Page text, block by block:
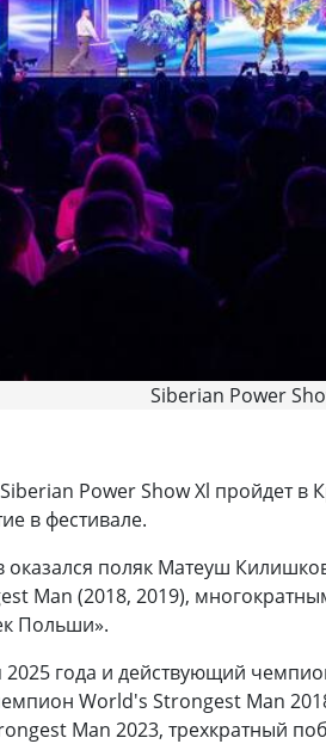
Siberian Power
Power Show Xl пройдет в
в фестивале.
поляк Матеуш
Man (2018, 2019),
Польши».
2025 года и действующий
World's Strongest Man
Man 2023, трехкратный